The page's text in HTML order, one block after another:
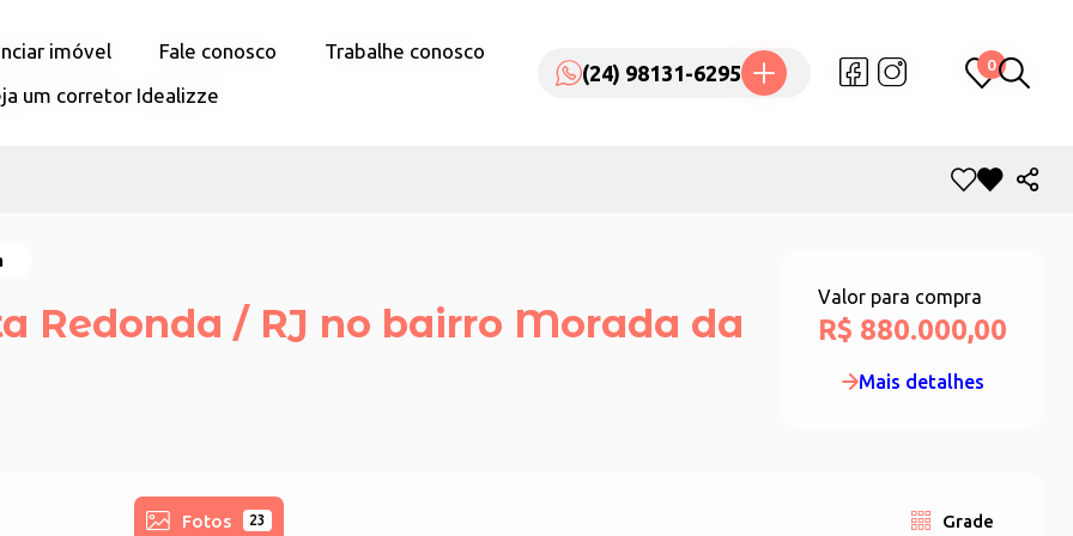
imóvel Fale conosco
Trabalhe conosco
um corretor Idealizze
(24) 98131-6295 0
imóvel Fale conosco
Trabalhe conosco
um corretor Idealizze
(24) 98131-6295 0
Redonda / RJ no bairro Morada da
Valor para compra
R$ 880.000,00
Mais detalhes
Fotos 23 Grade